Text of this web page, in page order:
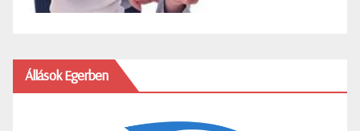
Állások Egerben